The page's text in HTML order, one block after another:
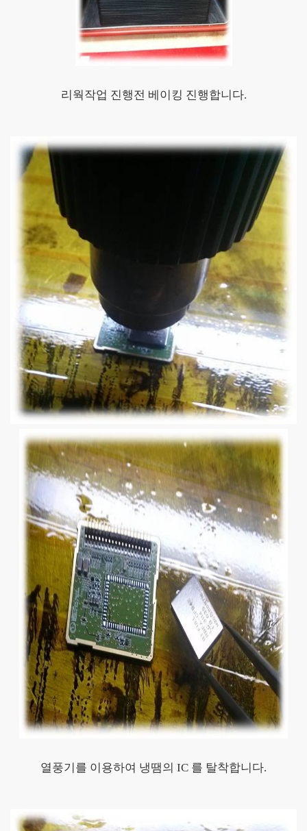
리웍작업 진행전 베이킹 진행합니다.
열풍기를 이용하여 냉땜의 IC 를 탈착합니다.